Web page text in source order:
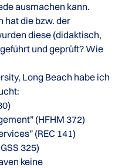
ausmachen kann.
hat die bzw. der
diese (didaktisch,
und geprüft? Wie
Long Beach habe ich
(HFHM 372)
(REC 141)
325)
keine